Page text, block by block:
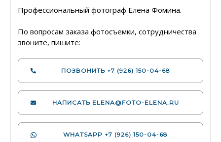
Профессиональный фотограф Елена Фомина.
По вопросам заказа фотосъемки, сотрудничества
звоните, пишите:
ПОЗВОНИТЬ +7 (926) 150-04-68
НАПИСАТЬ ELENA@FOTO-ELENA.RU
WHATSAPP +7 (926) 150-04-68